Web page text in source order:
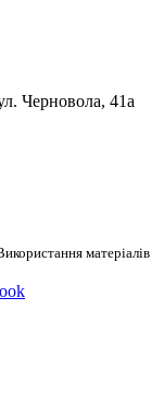
Черновола, 41а
матеріалів